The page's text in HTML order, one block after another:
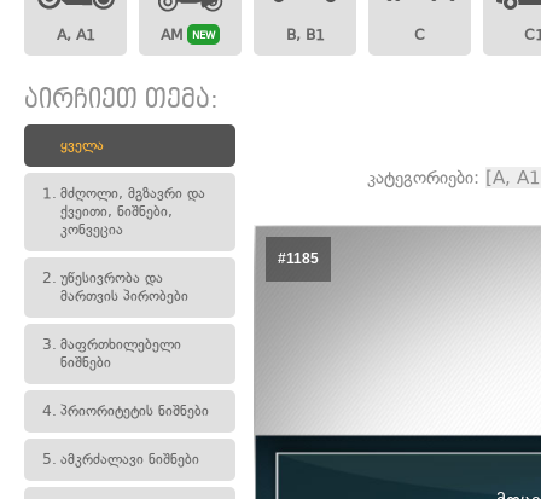
A, A1 AM NEW B, B1 C
აირჩიეთ თემა:
ყველა
1. მძღოლი, მგზავრი და
ქვეითი, ნიშნები,
კონვეცია
2. უწესივრობა და
მართვის პირობები
3. მაფრთხილებელი
ნიშნები
4. პრიორიტეტის ნიშნები
5. ამკრძალავი ნიშნები
კატეგორიები: [A,
#1185